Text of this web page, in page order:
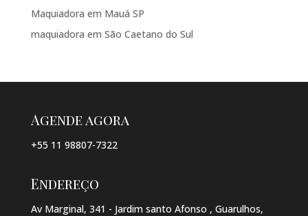
Maquiadora em Mauá SP
maquiadora em São Caetano do Sul
Agende agora
+55 11 98807-7322
Endereço
Av Marginal, 341 - Jardim santo Afonso , Guarulhos,